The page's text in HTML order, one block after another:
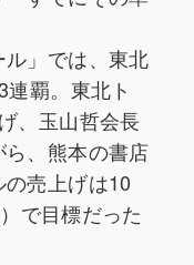
ル」では、東北
連覇。東北ト
、玉山哲会長
ら、熊本の書店
売上げは10
で目標だった